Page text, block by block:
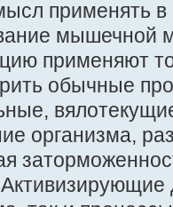
применять
мышечной
применяют
обычные
организма,